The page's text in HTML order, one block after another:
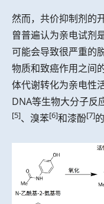
然而，共价抑制剂的
曾普遍认为亲电试剂
可能会导致很严重的
物质和致癌作用之间
体代谢转化为亲电性
DNA等生物大分子反
[5]、溴苯[6]和漆酚[7]